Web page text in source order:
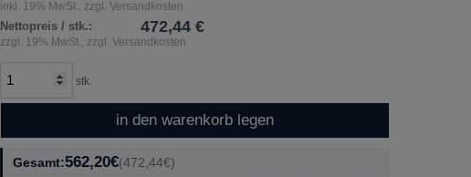
inkl. 19% MwSt., zzgl. Versandkosten
Nettopreis / stk.: 472,44 €
zzgl. 19% MwSt., zzgl. Versandkosten
stk.
in den warenkorb legen
Gesamt:562,20€(472,44€)